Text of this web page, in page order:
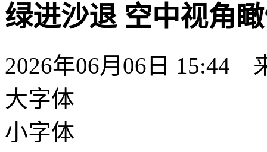
绿进沙退 空中视角
2026年06月06日 15:44
大字体
小字体